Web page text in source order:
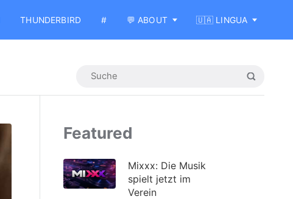
THUNDERBIRD # 💬 ABOUT 🇺🇦 LINGUA
Featured
Mixxx: Die Musik
spielt jetzt im
Verein